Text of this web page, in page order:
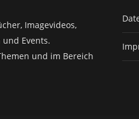
Imagevideos,
Events.
und im Bereich